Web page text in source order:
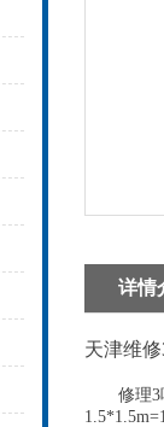
详情
天津维
修理3吨